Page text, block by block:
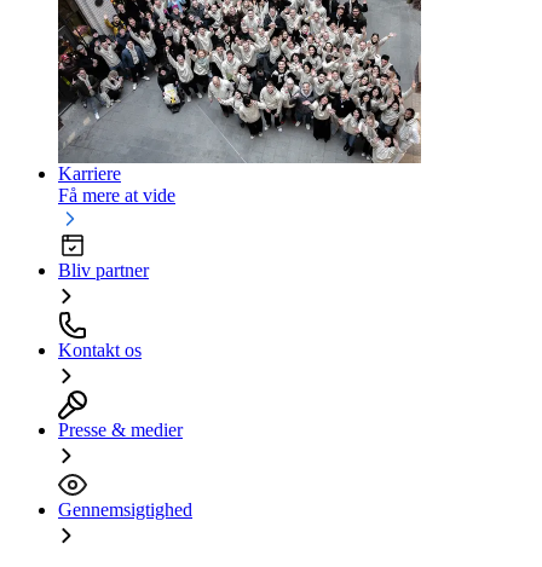
Karriere
Få mere at vide
Bliv partner
Kontakt os
Presse & medier
Gennemsigtighed